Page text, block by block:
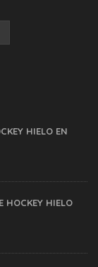
HIELO EN
HOCKEY HIELO